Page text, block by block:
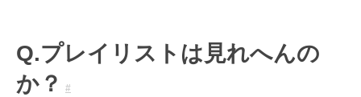
Q.プレイリストは見れへんの
か？
#